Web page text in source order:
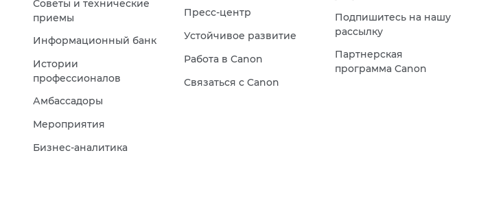
Советы и технические
приемы
Информационный банк
Истории
профессионалов
Амбассадоры
Мероприятия
Бизнес-аналитика
Пресс-центр
Устойчивое развитие
Работа в Canon
Связаться с Canon
Подпишитесь на нашу
рассылку
Партнерская
программа Canon